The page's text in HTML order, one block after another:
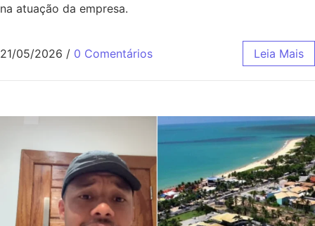
na atuação da empresa.
21/05/2026 / 0 Comentários Leia Mais